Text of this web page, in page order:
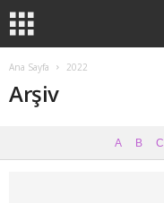
Ana Sayfa 2022
Arşiv
A B C